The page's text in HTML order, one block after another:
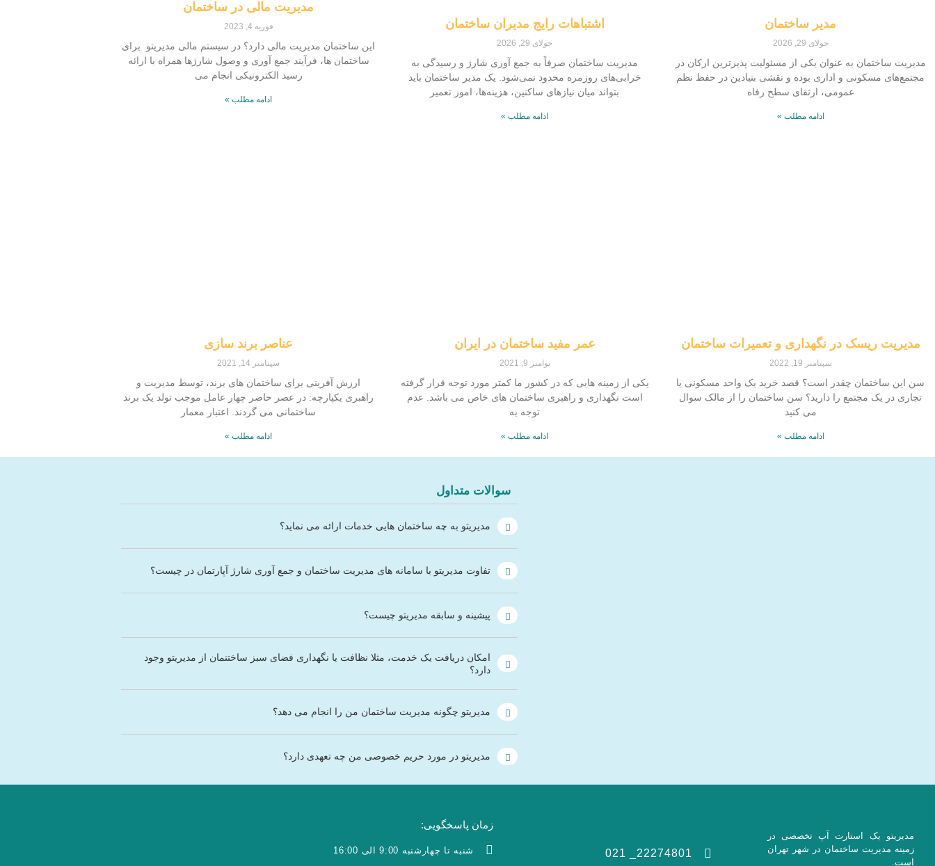
مدیر ساختمان
جولای 29, 2026
مدیریت ساختمان به عنوان یکی از مسئولیت‌‌ پذیرترین ارکان در
مجتمع‌های مسکونی و اداری بوده و نقشی بنیادین در حفظ نظم
عمومی، ارتقای سطح رفاه
ادامه مطلب »
اشتباهات رایج مدیران ساختمان
جولای 29, 2026
مدیریت ساختمان صرفاً به جمع‌ آوری شارژ و رسیدگی به
خرابی‌های روزمره محدود نمی‌شود. یک مدیر ساختمان باید
بتواند میان نیازهای ساکنین، هزینه‌ها، امور تعمیر
ادامه مطلب »
مدیریت مالی در ساختمان
فوریه 4, 2023
این ساختمان مدیریت مالی دارد؟ در سیستم مالی مدیریتو برای
ساختمان ها، فرآیند جمع آوری و وصول شارژها همراه با ارائه
رسید الکترونیکی انجام می
ادامه مطلب »
مدیریت ریسک در نگهداری و تعمیرات ساختمان
سپتامبر 19, 2022
سن این ساختمان چقدر است؟ قصد خرید یک واحد مسکونی یا
تجاری در یک مجتمع را دارید؟ سن ساختمان را از مالک سوال
می کنید
ادامه مطلب »
عمر مفید ساختمان در ایران
نوامبر 9, 2021
یکی از زمینه هایی که در کشور ما کمتر مورد توجه قرار گرفته
است نگهداری و راهبری ساختمان های خاص می باشد. عدم
توجه به
ادامه مطلب »
عناصر برند سازی
سپتامبر 14, 2021
ارزش آفرینی برای ساختمان های برند، توسط مدیریت و
راهبری یکپارچه: در عصر حاضر چهار عامل موجب تولد یک برند
ساختمانی می گردند. اعتبار معمار
ادامه مطلب »
سوالات متداول
مدیریتو به چه ساختمان هایی خدمات ارائه می نماید؟
تفاوت مدیریتو با سامانه های مدیریت ساختمان و جمع آوری شارژ آپارتمان در چیست؟
پیشینه و سابقه مدیریتو چیست؟
امکان دریافت یک خدمت، مثلا نظافت یا نگهداری فضای سبز ساختنمان از مدیریتو وجود
دارد؟
مدیریتو چگونه مدیریت ساختمان من را انجام می دهد؟
مدیریتو در مورد حریم خصوصی من چه تعهدی دارد؟
مدیریتو یک استارت آپ تخصصی در
زمینه مدیریت ساختمان در شهر تهران
است.
22274801_ 021
زمان پاسخگویی:
شنبه تا چهارشنبه 9:00 الی 16:00